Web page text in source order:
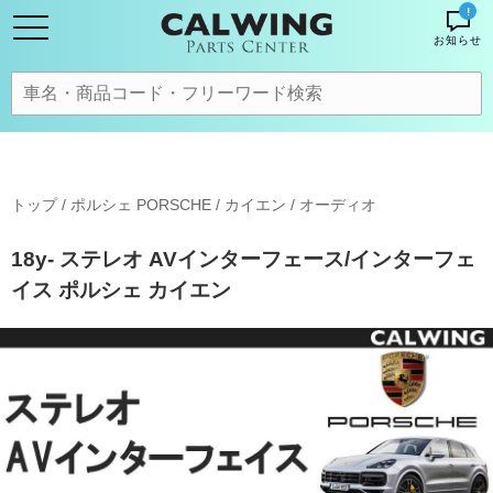
!
お知らせ
トップ/ ポルシェ PORSCHE / カイエン / オーディオ
18y- ステレオ AVインターフェース/インターフェ
イス ポルシェ カイエン